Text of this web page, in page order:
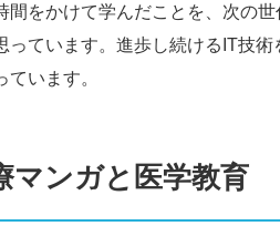
間をかけて学んだことを、次の
っています。進歩し続けるIT技
ています。
マンガと医学教育